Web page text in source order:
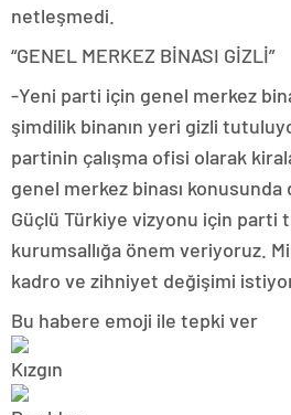
netleşmedi.
“GENEL MERKEZ BİNASI GİZLİ”
-Yeni parti için genel merkez
şimdilik binanın yeri gizli
partinin çalışma ofisi olarak
genel merkez binası konusunda
Güçlü Türkiye vizyonu için parti
kurumsallığa önem veriyoruz.
kadro ve zihniyet değişimi
Bu habere emoji ile tepki ver